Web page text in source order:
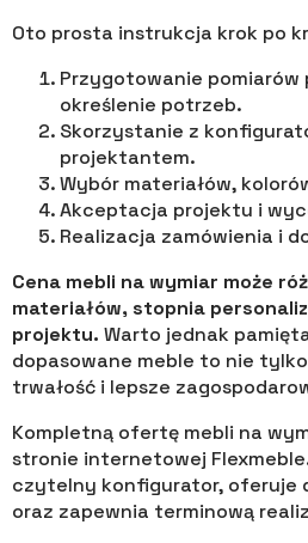
Oto prosta instrukcja krok po
Przygotowanie pomiarów
określenie potrzeb.
Skorzystanie z
projektantem.
Wybór materiałów,
Akceptacja projektu i
Realizacja zamówienia i
Cena mebli na wymiar może
materiałów, stopnia
projektu. Warto jednak
dopasowane meble to nie
trwałość i lepsze
Kompletną ofertę mebli na
stronie internetowej
czytelny konfigurator, oferuje
oraz zapewnia terminową